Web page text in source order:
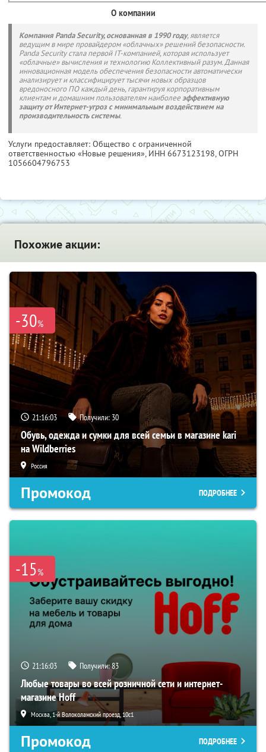
О компании
Компания Panda Security, основанная в 1990 году, является
ведущим в мире провайдером «облачных» решений безопасности.
Panda Security стала первой IT-компанией, которая использует
«облачные» вычисления и технологию Коллективный разум. Данная
инновационная модель обеспечения безопасности автоматически
анализирует и классифицирует тысячи новых образцов
вредоносного ПО каждый день, гарантируя корпоративным
клиентам и домашним пользователям наиболееэффективную
защиту от Интернет-угроз с минимальным воздействием на
производительность системы.
Услуги предоставляет: Общество с ограниченной
ответственностью «Новые решения», ИНН 6673123198, ОГРН
1056604796753
Похожие акции:
-30%
21:16:02 Получили: 30
Обувь, одежда и сумки для всей семьи в магазине kari
на Wildberries
Россия
Промокод ПОДРОБНЕЕ
-15%
21:16:02 Получили:83
Любые товары во всей розничной сети и интернет-
магазине Hoff
Москва, 1-й Волоколамский проезд, 10с1
Промокод ПОДРОБНЕЕ